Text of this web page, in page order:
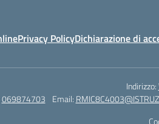
Privacy PolicyDichiarazione di
Indirizzo:
069874703 Email: